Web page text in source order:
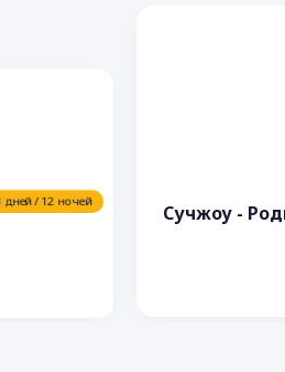
дней / 12 ночей Сучжоу -